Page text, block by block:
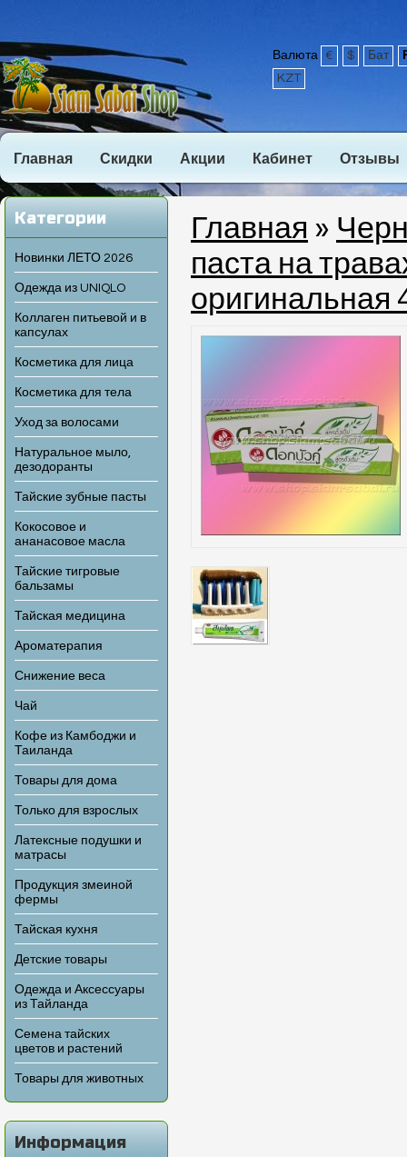
Валюта € $ Бат
KZT
Главная Скидки Акции Кабинет Отзывы
Категории
Новинки ЛЕТО 2026
Одежда из UNIQLO
Коллаген питьевой и в
капсулах
Косметика для лица
Косметика для тела
Уход за волосами
Натуральное мыло,
дезодоранты
Тайские зубные пасты
Кокосовое и
ананасовое масла
Тайские тигровые
бальзамы
Тайская медицина
Ароматерапия
Снижение веса
Чай
Кофе из Камбоджи и
Таиланда
Товары для дома
Только для взрослых
Латексные подушки и
матрасы
Продукция змеиной
фермы
Тайская кухня
Детские товары
Одежда и Аксессуары
из Тайланда
Семена тайских
цветов и растений
Товары для животных
Информация
Главная »
паста на
оригинальная